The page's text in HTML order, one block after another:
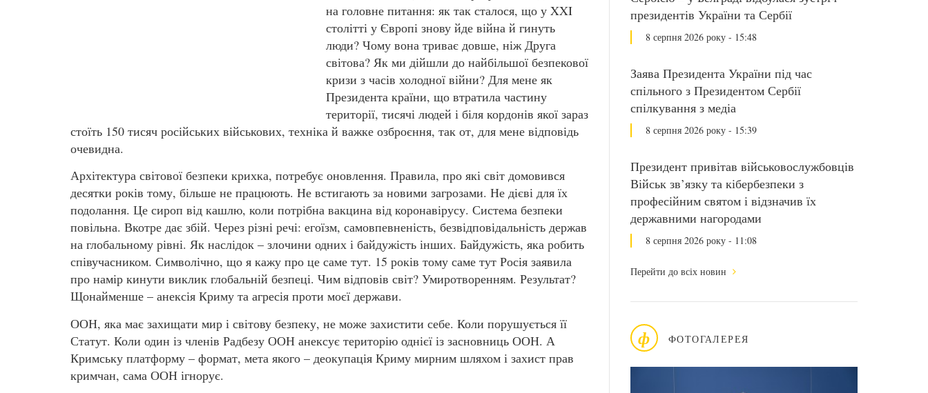
президентів України та Сербії
8 серпня 2026 року - 15:48
Заява Президента України під час
спільного з Президентом Сербії
спілкування з медіа
8 серпня 2026 року - 15:39
Президент привітав військовослужбовців
Військ зв’язку та кібербезпеки з
професійним святом і відзначив їх
державними нагородами
8 серпня 2026 року - 11:08
Перейти до всіх новин
ф ФОТОГАЛЕРЕЯ
на головне питання: як так сталося, що у XXI
столітті у Європі знову йде війна й гинуть
люди? Чому вона триває довше, ніж Друга
світова? Як ми дійшли до найбільшої безпекової
кризи з часів холодної війни? Для мене як
Президента країни, що втратила частину
території, тисячі людей і біля кордонів якої зараз
стоїть 150 тисяч російських військових, техніка й важке озброєння, так от, для мене відповідь
очевидна.
Архітектура світової безпеки крихка, потребує оновлення. Правила, про які світ домовився
десятки років тому, більше не працюють. Не встигають за новими загрозами. Не дієві для їх
подолання. Це сироп від кашлю, коли потрібна вакцина від коронавірусу. Система безпеки
повільна. Вкотре дає збій. Через різні речі: егоїзм, самовпевненість, безвідповідальність держав
на глобальному рівні. Як наслідок – злочини одних і байдужість інших. Байдужість, яка робить
співучасником. Символічно, що я кажу про це саме тут. 15 років тому саме тут Росія заявила
про намір кинути виклик глобальній безпеці. Чим відповів світ? Умиротворенням. Результат?
Щонайменше – анексія Криму та агресія проти моєї держави.
ООН, яка має захищати мир і світову безпеку, не може захистити себе. Коли порушується її
Статут. Коли один із членів Радбезу ООН анексує територію однієї із засновниць ООН. А
Кримську платформу – формат, мета якого – деокупація Криму мирним шляхом і захист прав
кримчан, сама ООН ігнорує.